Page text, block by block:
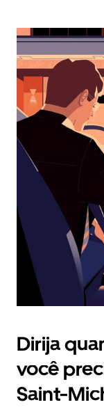
interagir
o
calendário
selecionar
uma
data.
Pressione
a
tecla
“ESC”
o
calendário.
Dirija
você
Saint-